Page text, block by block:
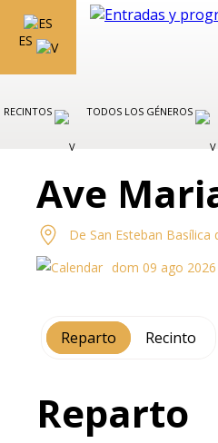
ES
RECINTOS TODOS LOS GÉNEROS
Ave
De San Esteban Basílica
dom 09 ago
Reparto Recinto
Reparto